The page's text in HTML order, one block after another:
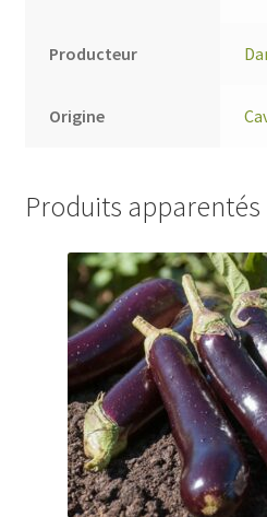
Producteur
Origine
Produits apparentés